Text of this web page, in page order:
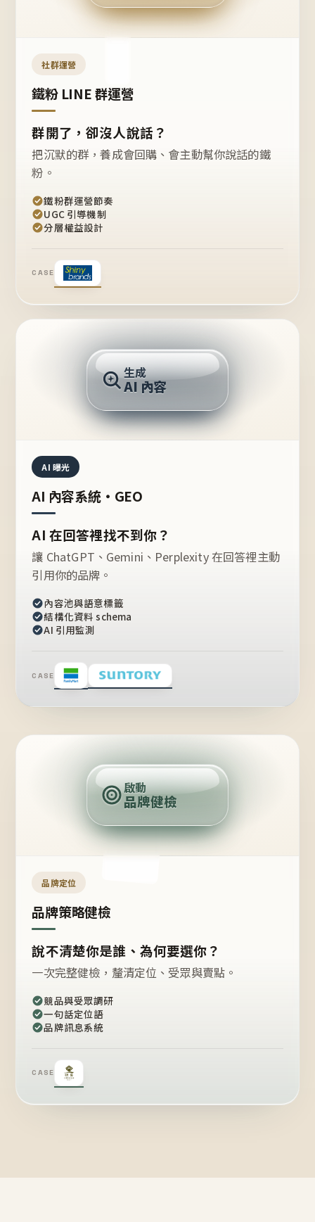
開團
嗎？
社群運營
鐵粉 LINE 群運營
群開了，卻沒人說話？
把沉默的群，養成會回購、會主動幫你說話的鐵
粉。
鐵粉群運營節奏
UGC 引導機制
分層權益設計
CASE
推薦的台灣品牌？
生成
AI 內容
AI 曝光
AI 內容系統・GEO
AI 在回答裡找不到你？
讓 ChatGPT、Gemini、Perplexity 在回答裡主動
引用你的品牌。
內容池與語意標籤
結構化資料 schema
AI 引用監測
CASE
定
位
點
啟動
品牌健檢
品牌定位
品牌策略健檢
說不清楚你是誰、為何要選你？
一次完整健檢，釐清定位、受眾與賣點。
競品與受眾調研
一句話定位語
品牌訊息系統
CASE